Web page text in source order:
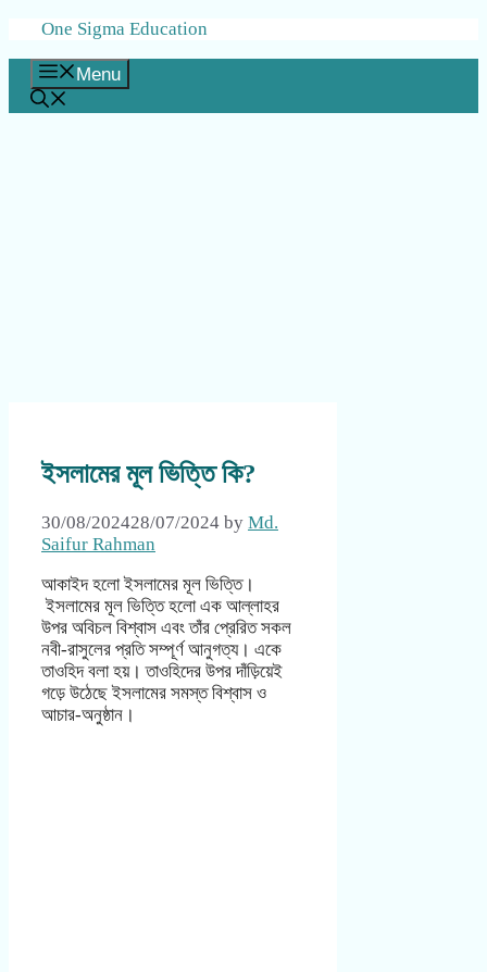
Skip
content
One Sigma Education
Menu
ইসলামের মূল ভিত্তি কি?
30/08/202428/07/2024 by Md.
Saifur Rahman
আকাইদ হলো ইসলামের মূল ভিত্তি।
ইসলামের মূল ভিত্তি হলো এক আল্লাহর
উপর অবিচল বিশ্বাস এবং তাঁর প্রেরিত সকল
নবী-রাসুলের প্রতি সম্পূর্ণ আনুগত্য। একে
তাওহিদ বলা হয়। তাওহিদের উপর দাঁড়িয়েই
গড়ে উঠেছে ইসলামের সমস্ত বিশ্বাস ও
আচার-অনুষ্ঠান।